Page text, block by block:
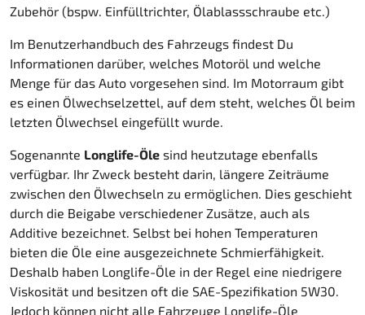
Zubehör (bspw. Einfülltrichter, Ölablassschraube etc.)
Im Benutzerhandbuch des Fahrzeugs findest Du
Informationen darüber, welches Motoröl und welche
Menge für das Auto vorgesehen sind. Im Motorraum gibt
es einen Ölwechselzettel, auf dem steht, welches Öl beim
letzten Ölwechsel eingefüllt wurde.
Sogenannte Longlife-Öle sind heutzutage ebenfalls
verfügbar. Ihr Zweck besteht darin, längere Zeiträume
zwischen den Ölwechseln zu ermöglichen. Dies geschieht
durch die Beigabe verschiedener Zusätze, auch als
Additive bezeichnet. Selbst bei hohen Temperaturen
bieten die Öle eine ausgezeichnete Schmierfähigkeit.
Deshalb haben Longlife-Öle in der Regel eine niedrigere
Viskosität und besitzen oft die SAE-Spezifikation 5W30.
Jedoch können nicht alle Fahrzeuge Longlife-Öle